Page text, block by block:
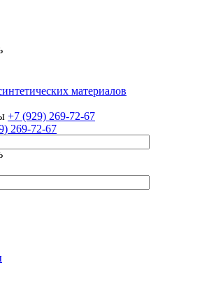
материалов
+7 (929) 269-72-67
269-72-67